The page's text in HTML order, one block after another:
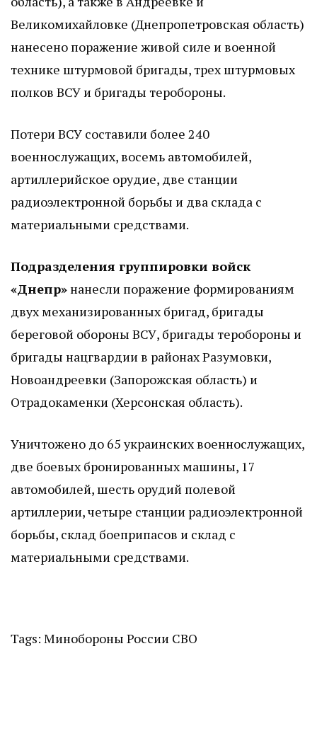
Великомихайловке (Днепропетровская область)
нанесено поражение живой силе и военной
технике штурмовой бригады, трех штурмовых
полков ВСУ и бригады теробороны.
Потери ВСУ составили более 240
военнослужащих, восемь автомобилей,
артиллерийское орудие, две станции
радиоэлектронной борьбы и два склада с
материальными средствами.
Подразделения группировки войск
«Днепр»нанесли поражение формированиям
двух механизированных бригад, бригады
береговой обороны ВСУ, бригады теробороны и
бригады нацгвардии в районах Разумовки,
Новоандреевки (Запорожская область) и
Отрадокаменки (Херсонская область).
Уничтожено до 65 украинских военнослужащих,
две боевых бронированных машины, 17
автомобилей, шесть орудий полевой
артиллерии, четыре станции радиоэлектронной
борьбы, склад боеприпасов и склад с
материальными средствами.
Tags: Минобороны России СВО